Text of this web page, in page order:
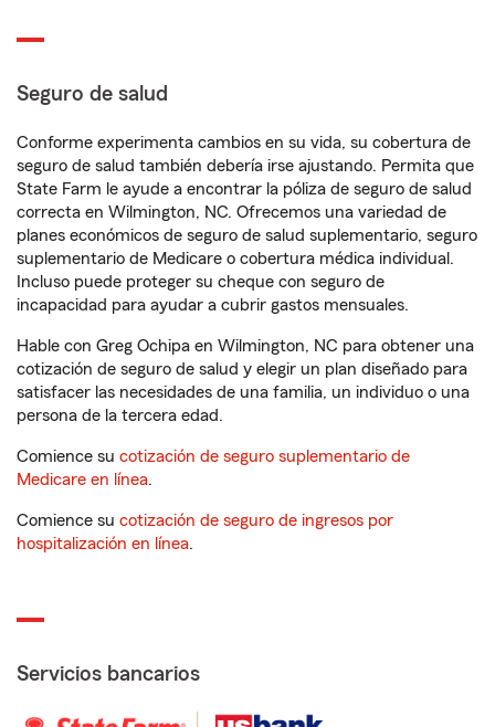
Seguro de salud
Conforme experimenta cambios en su vida, su cobertura de
seguro de salud también debería irse ajustando. Permita que
State Farm le ayude a encontrar la póliza de seguro de salud
correcta en Wilmington, NC. Ofrecemos una variedad de
planes económicos de seguro de salud suplementario, seguro
suplementario de Medicare o cobertura médica individual.
Incluso puede proteger su cheque con seguro de
incapacidad para ayudar a cubrir gastos mensuales.
Hable con Greg Ochipa en Wilmington, NC para obtener una
cotización de seguro de salud y elegir un plan diseñado para
satisfacer las necesidades de una familia, un individuo o una
persona de la tercera edad.
Comience su cotización de seguro suplementario de
Medicare en línea.
Comience su cotización de seguro de ingresos por
hospitalización en línea.
Servicios bancarios